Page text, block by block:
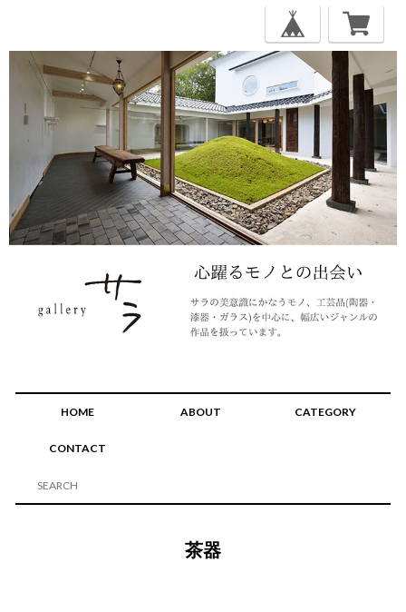
HOME ABOUT CATEGORY
CONTACT
茶器